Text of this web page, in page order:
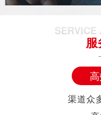
SERVICE
渠道众